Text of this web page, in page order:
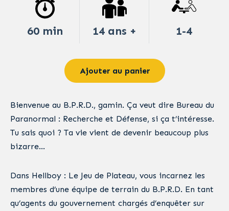
60 min 14 ans + 1-4
Ajouter au panier
Bienvenue au B.P.R.D., gamin. Ça veut dire Bureau du
Paranormal : Recherche et Défense, si ça t’intéresse.
Tu sais quoi ? Ta vie vient de devenir beaucoup plus
bizarre…
Dans Hellboy : Le Jeu de Plateau, vous incarnez les
membres d’une équipe de terrain du B.P.R.D. En tant
qu’agents du gouvernement chargés d’enquêter sur